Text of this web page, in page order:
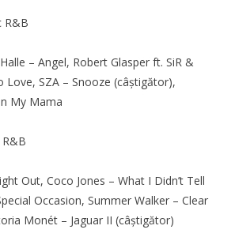
R&B
– Angel, Robert Glasper ft. SiR &
Love, SZA – Snooze (câştigător),
My Mama
Out, Coco Jones – What I Didn’t Tell
Occasion, Summer Walker – Clear
Monét – Jaguar II (câştigător)